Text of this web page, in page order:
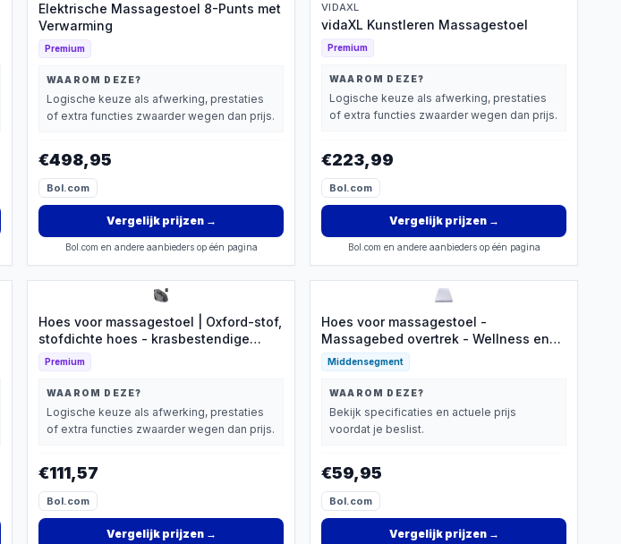
Elektrische Massagestoel 8-Punts met
Verwarming
Premium
WAAROM DEZE?
Logische keuze als afwerking, prestaties
of extra functies zwaarder wegen dan prijs.
€498,95
Bol.com
Vergelijk prijzen→
Bol.com en andere aanbieders op één pagina
VIDAXL
vidaXL Kunstleren Massagestoel
Premium
WAAROM DEZE?
Logische keuze als afwerking, prestaties
of extra functies zwaarder wegen dan prijs.
€223,99
Bol.com
Vergelijk prijzen→
Bol.com en andere aanbieders op één pagina
Hoes voor massagestoel | Oxford-stof,
stofdichte hoes - krasbestendige
massagestoelbeschermer met rits -
kamer, slaapkamer, lounge, kliniek
wachtruimte
Premium
WAAROM DEZE?
Logische keuze als afwerking, prestaties
of extra functies zwaarder wegen dan prijs.
€111,57
Bol.com
Vergelijk prijzen→
Hoes voor massagestoel -
Massagebed overtrek - Wellness en
spa - Anti-slip oppervlak - 80 x 190 cm
- Zoals afgebeeld
Middensegment
WAAROM DEZE?
Bekijk specificaties en actuele prijs
voordat je beslist.
€59,95
Bol.com
Vergelijk prijzen→